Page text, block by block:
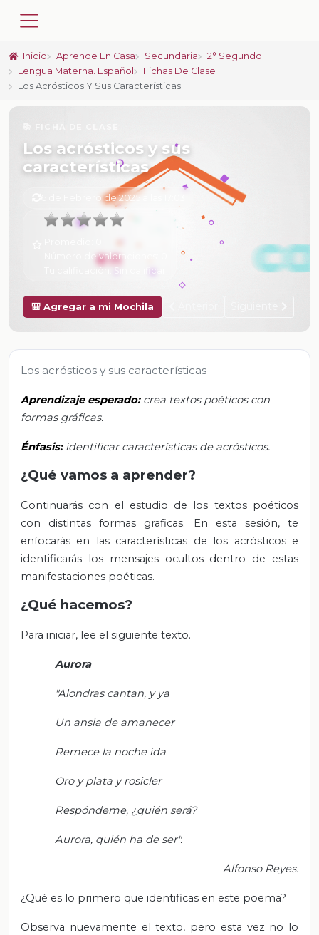
Inicio Aprende En Casa Secundaria
2° Segundo
Lengua Materna. Español
Fichas De Clase
Los Acrósticos Y Sus Características
Los acrósticos y sus
características
6 de Febrero de 2025 a las 17:03
Número de valoraciones:
Tu calificación: Sin calificar
🎒 Agregar a mi Mochila
Los acrósticos y sus características
Aprendizaje esperado: crea textos poéticos con
formas gráficas.
Énfasis: identificar características de acrósticos.
¿Qué vamos a aprender?
Continuarás con el estudio de los textos poéticos
con distintas formas graficas. En esta sesión, te
enfocarás en las características de los acrósticos e
identificarás los mensajes ocultos dentro de estas
manifestaciones poéticas.
¿Qué hacemos?
Para iniciar, lee el siguiente texto.
Aurora
"Alondras cantan, y ya
Un ansia de amanecer
Remece la noche ida
Oro y plata y rosicler
Respóndeme, ¿quién será?
Aurora, quién ha de ser".
Alfonso Reyes.
¿Qué es lo primero que identificas en este poema?
Observa nuevamente el texto, pero esta vez no lo